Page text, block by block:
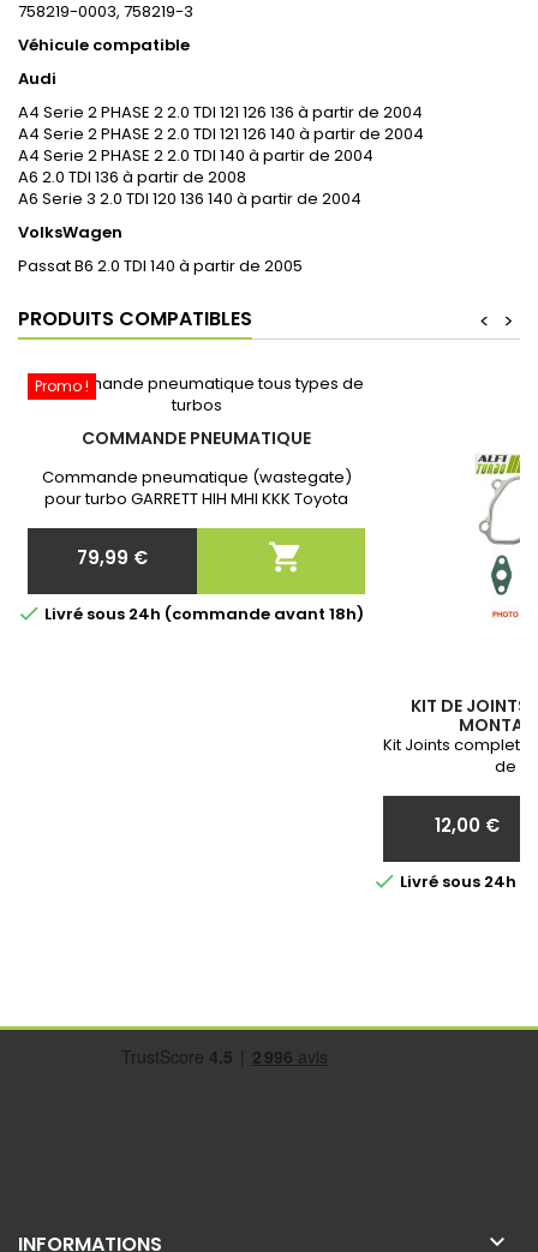
758219-0003, 758219-3
Véhicule compatible
Audi
A4 Serie 2 PHASE 2 2.0 TDI 121 126 136 à partir de 2004
A4 Serie 2 PHASE 2 2.0 TDI 121 126 140 à partir de 2004
A4 Serie 2 PHASE 2 2.0 TDI 140 à partir de 2004
A6 2.0 TDI 136 à partir de 2008
A6 Serie 3 2.0 TDI 120 136 140 à partir de 2004
VolksWagen
Passat B6 2.0 TDI 140 à partir de 2005
PRODUITS COMPATIBLES >
<
Promo !
COMMANDE PNEUMATIQUE
Commande pneumatique (wastegate)
pour turbo GARRETT HIH MHI KKK Toyota
communiquer nous la référence exacte de
Prix
79,99 € 
 Livré sous 24h (commande avant 18h)
KIT DE JOINTS
Kit Joints complet
de
Prix
12,00 €
 Livré sous 24h
INFORMATIONS 